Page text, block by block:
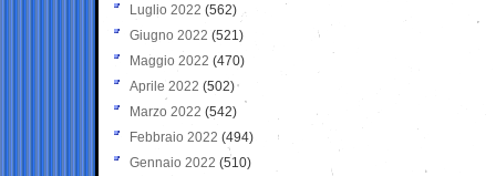
Luglio 2022 (562)
Giugno 2022 (521)
Maggio 2022 (470)
Aprile 2022 (502)
Marzo 2022 (542)
Febbraio 2022 (494)
Gennaio 2022 (510)